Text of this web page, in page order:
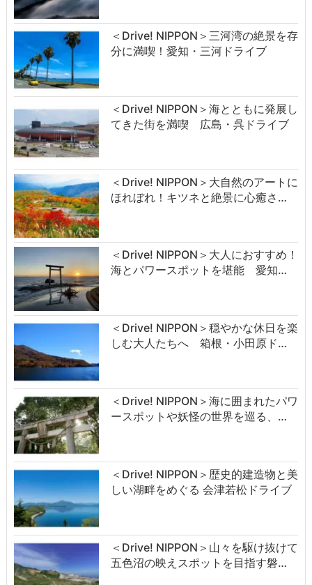
＜Drive! NIPPON＞三河湾の絶景を存
分に満喫！愛知・三河ドライブ
＜Drive! NIPPON＞海とともに発展し
てきた街を満喫 広島・呉ドライブ
＜Drive! NIPPON＞大自然のアートに
ほれぼれ！キツネと絶景に心癒さ…
＜Drive! NIPPON＞大人におすすめ！
海とパワースポットを堪能 愛知…
＜Drive! NIPPON＞穏やかな休日を楽
しむ大人たちへ 箱根・小田原ド…
＜Drive! NIPPON＞海に囲まれたパワ
ースポットや妖怪の世界を巡る、…
＜Drive! NIPPON＞歴史的建造物と美
しい湖畔をめぐる 会津若松ドライブ
＜Drive! NIPPON＞山々を駆け抜けて
五色沼の映えスポットを目指す磐…